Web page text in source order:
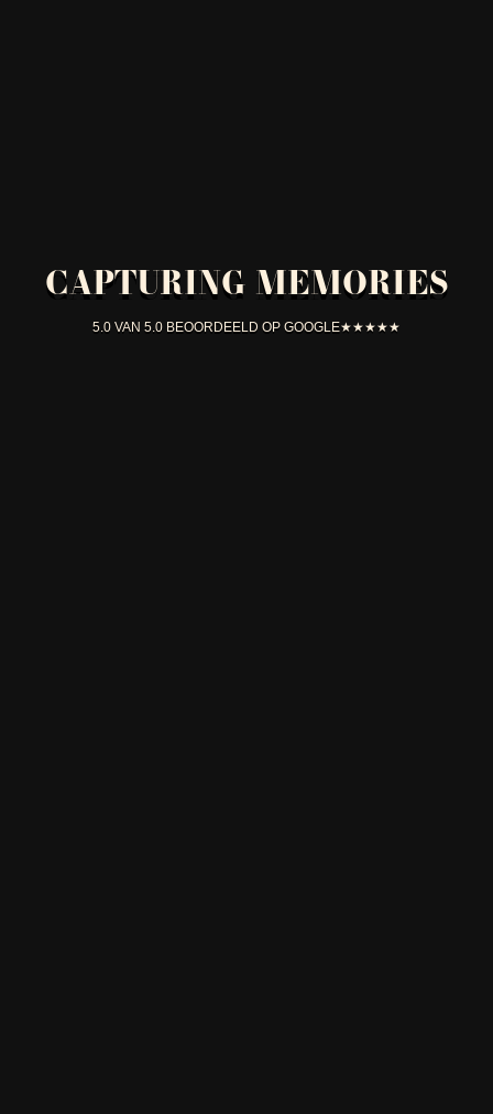
CAPTURING MEMORIES
5.0 VAN 5.0 BEOORDEELD OP GOOGLE★★★★★